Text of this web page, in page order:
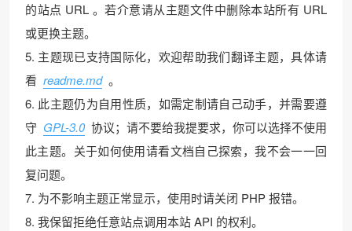
的站点 URL 。若介意请从主题文件中删除本站所有 URL
或更换主题。
5. 主题现已支持国际化，欢迎帮助我们翻译主题，具体请
看 readme.md 。
6. 此主题仍为自用性质，如需定制请自己动手，并需要遵
守 GPL-3.0 协议；请不要给我提要求，你可以选择不使用
此主题。关于如何使用请看文档自己探索，我不会一一回
复问题。
7. 为不影响主题正常显示，使用时请关闭 PHP 报错。
8. 我保留拒绝任意站点调用本站 API 的权利。